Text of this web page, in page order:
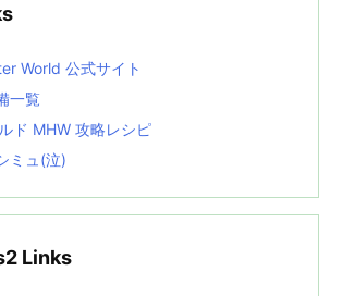
World 公式サイト
一覧
ド MHW 攻略レシピ
ミュ(泣)
Links